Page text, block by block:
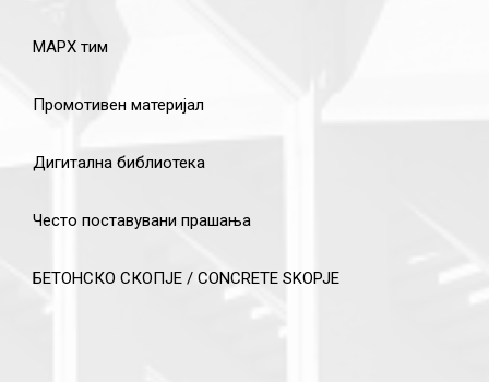
МАРХ тим
Промотивен материјал
Дигитална библиотека
Често поставувани прашања
БЕТОНСКО СКОПЈЕ / CONCRETE SKOPJE